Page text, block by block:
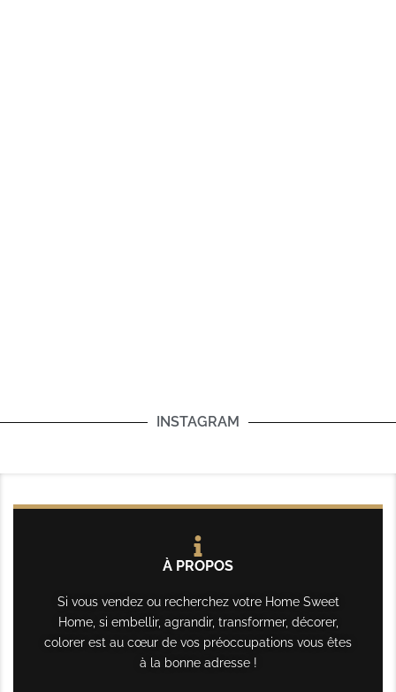
INSTAGRAM
À PROPOS
Si vous vendez ou recherchez votre Home Sweet
Home, si embellir, agrandir, transformer, décorer,
colorer est au cœur de vos préoccupations vous êtes
à la bonne adresse !